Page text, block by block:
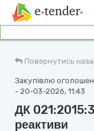
Повернутись
Закупівлю
- 20-03-2026, 11:43
ДК
реактиви